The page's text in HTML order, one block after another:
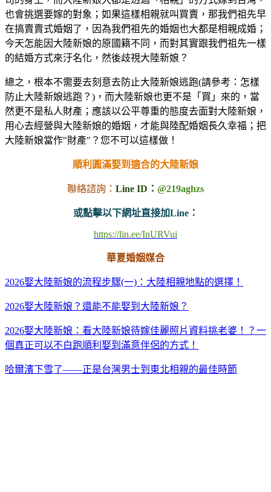
也會挑選要嫁的對象；如果這樣相親就叫買賣，那我們祖先早
在搞賣賣式婚姻了，因為我們祖先的婚姻也大都是相親成婚；
今天怎能因大陸新娘的原國籍不同，而對其實跟我們祖先一樣
的結婚方式來汙名化，然後歧視大陸新娘？
總之，根本不需要去刻意去防止大陸新娘逃跑(請參考：怎樣
防止大陸新娘逃跑？)，而大陸新娘也更不是「買」來的，當
然更不是私人財產；應該以公平尊重的態度去面對大陸新娘，
用心去經營與大陸新娘的婚姻，才能與陸配婚姻長久幸福；把
大陸新娘當作"財產"？您不可以這樣做！
順利圓滿娶到適合的大陸新娘
聯絡諮詢： Line ID： @219aghzs
或點擊以下網址直接加Line：
https://lin.ee/InURVui
華夏婚姻媒合
2026娶大陸新娘的流程步驟(一)：大陸相親地點的選擇！
2026娶大陸新娘？還能不能娶到大陸新娘？
2026娶大陸新娘：看大陸新娘待嫁佳麗照片資料挑老婆！？一
個真正可以不白跑順利娶到滿意伴侶的方式！
哈爾濱下雪了——正是台灣男士到東北相親的最佳時節